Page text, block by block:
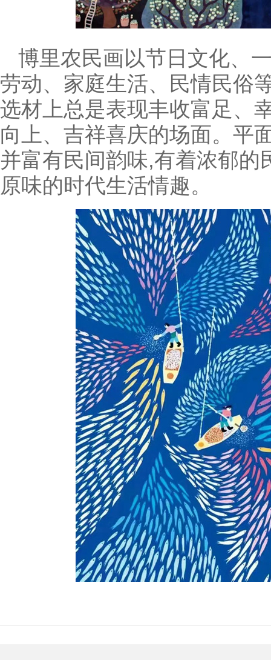
博里农民画以节日文化、
劳动、家庭生活、民情民俗
选材上总是表现丰收富足、
向上、吉祥喜庆的场面。平
并富有民间韵味,有着浓郁的
原味的时代生活情趣。